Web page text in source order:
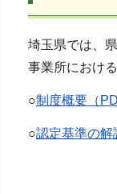
埼玉県では、
事業所におけ
○制度概要（
○認定基準の解